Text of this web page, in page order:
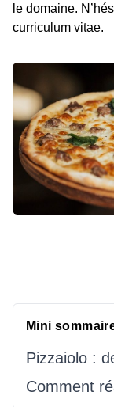
le domaine.
curriculum vitae.
Mini
Pizzaiolo :
Comment